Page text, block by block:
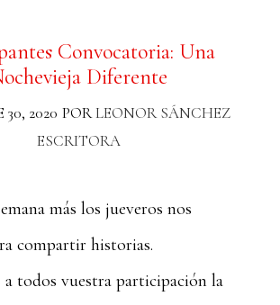
Convocatoria: Una
Diferente
30, 2020 PORLEONOR SÁNCHEZ
ESCRITORA
más los jueveros nos
compartir historias.
a todos vuestra participación la